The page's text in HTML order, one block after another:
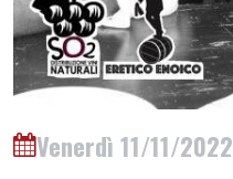
Venerdì 11/11/2022